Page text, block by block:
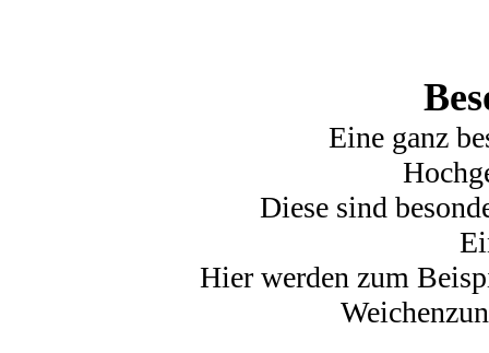
Eine ganz
Diese sind
Hier werden zum